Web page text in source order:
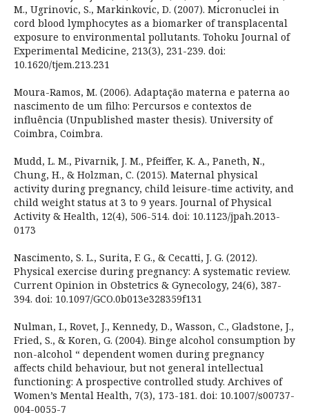
M., Ugrinovic, S., Markinkovic, D. (2007). Micronuclei in
cord blood lymphocytes as a biomarker of transplacental
exposure to environmental pollutants. Tohoku Journal of
Experimental Medicine, 213(3), 231-239. doi:
10.1620/tjem.213.231
Moura-Ramos, M. (2006). Adaptação materna e paterna ao
nascimento de um filho: Percursos e contextos de
influência (Unpublished master thesis). University of
Coimbra, Coimbra.
Mudd, L. M., Pivarnik, J. M., Pfeiffer, K. A., Paneth, N.,
Chung, H., & Holzman, C. (2015). Maternal physical
activity during pregnancy, child leisure-time activity, and
child weight status at 3 to 9 years. Journal of Physical
Activity & Health, 12(4), 506-514. doi: 10.1123/jpah.2013-
0173
Nascimento, S. L., Surita, F. G., & Cecatti, J. G. (2012).
Physical exercise during pregnancy: A systematic review.
Current Opinion in Obstetrics & Gynecology, 24(6), 387-
394. doi: 10.1097/GCO.0b013e328359f131
Nulman, I., Rovet, J., Kennedy, D., Wasson, C., Gladstone, J.,
Fried, S., & Koren, G. (2004). Binge alcohol consumption by
non-alcohol “ dependent women during pregnancy
affects child behaviour, but not general intellectual
functioning: A prospective controlled study. Archives of
Women’s Mental Health, 7(3), 173-181. doi: 10.1007/s00737-
004-0055-7